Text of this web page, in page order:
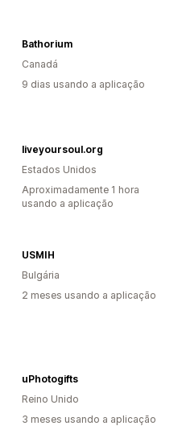
Bathorium
Canadá
9 dias usando a aplicação
liveyoursoul.org
Estados Unidos
Aproximadamente 1 hora
usando a aplicação
USMIH
Bulgária
2 meses usando a aplicação
uPhotogifts
Reino Unido
3 meses usando a aplicação